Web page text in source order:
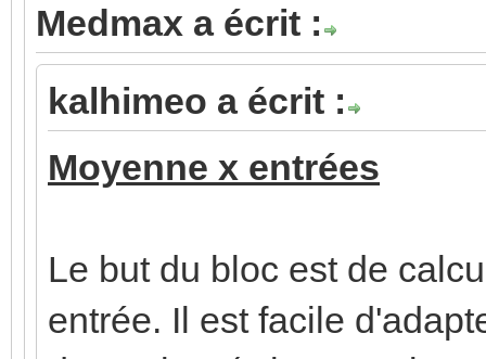
Medmax a écrit :
kalhimeo a écrit :
Moyenne x entrées
Le but du bloc est de
entrée. Il est facile